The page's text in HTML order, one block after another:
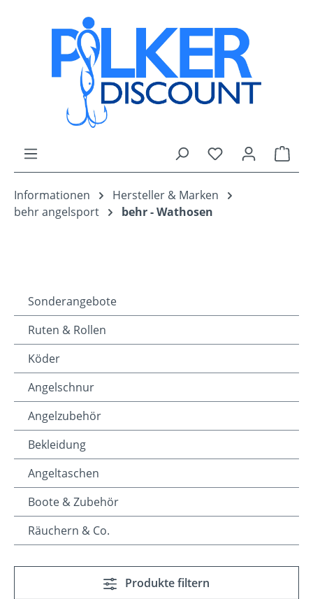
Zum Hauptinhalt springen
Du hast 0
Informationen
Hersteller & Marken
behr angelsport
behr - Wathosen
Sonderangebote
Ruten & Rollen
Köder
Angelschnur
Angelzubehör
Bekleidung
Angeltaschen
Boote & Zubehör
Räuchern & Co.
Produkte filtern